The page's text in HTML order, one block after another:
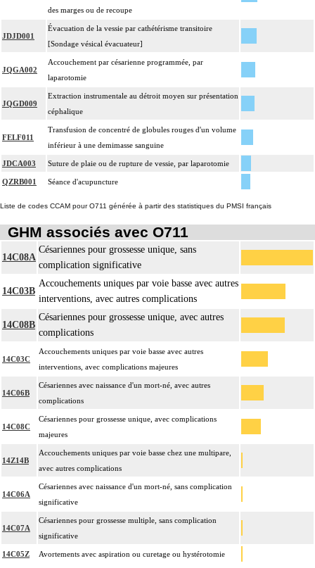
des marges ou de recoupe
JDJD001
Évacuation de la vessie par cathétérisme transitoire
[Sondage vésical évacuateur]
JQGA002
Accouchement par césarienne programmée, par
laparotomie
JQGD009
Extraction instrumentale au détroit moyen sur présentation
céphalique
FELF011
Transfusion de concentré de globules rouges d'un volume
inférieur à une demimasse sanguine
JDCA003 Suture de plaie ou de rupture de vessie, par laparotomie
QZRB001 Séance d'acupuncture
Liste de codes CCAM pour O711 générée à partir des statistiques du PMSI français
GHM associés avec O711
14C08A
Césariennes pour grossesse unique, sans
complication significative
14C03B
Accouchements uniques par voie basse avec autres
interventions, avec autres complications
14C08B
Césariennes pour grossesse unique, avec autres
complications
14C03C
Accouchements uniques par voie basse avec autres
interventions, avec complications majeures
14C06B
Césariennes avec naissance d'un mort-né, avec autres
complications
14C08C
Césariennes pour grossesse unique, avec complications
majeures
14Z14B
Accouchements uniques par voie basse chez une multipare,
avec autres complications
14C06A
Césariennes avec naissance d'un mort-né, sans complication
significative
14C07A
Césariennes pour grossesse multiple, sans complication
significative
14C05Z Avortements avec aspiration ou curetage ou hystérotomie